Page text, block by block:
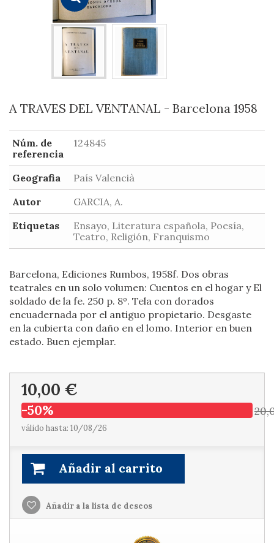
A TRAVES DEL VENTANAL - Barcelona 1958
Núm. de
referencia
124845
Geografia
País Valencià
Autor
GARCIA, A.
Etiquetas
Ensayo, Literatura española, Poesía,
Teatro, Religión, Franquismo
Barcelona, Ediciones Rumbos, 1958f. Dos obras
teatrales en un solo volumen: Cuentos en el hogar y El
soldado de la fe. 250 p. 8º. Tela con dorados
encuadernada por el antiguo propietario. Desgaste
en la cubierta con daño en el lomo. Interior en buen
estado. Buen ejemplar.
10,00 €
-50%
válido hasta: 10/08/26
Añadir al carrito
Añadir a la lista de deseos